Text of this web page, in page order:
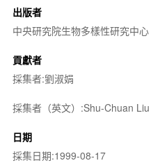
出版者
中央研究院生物多樣性研究中心
貢獻者
採集者:劉淑娟
採集者（英文）:Shu-Chuan Liu
日期
採集日期:1999-08-17